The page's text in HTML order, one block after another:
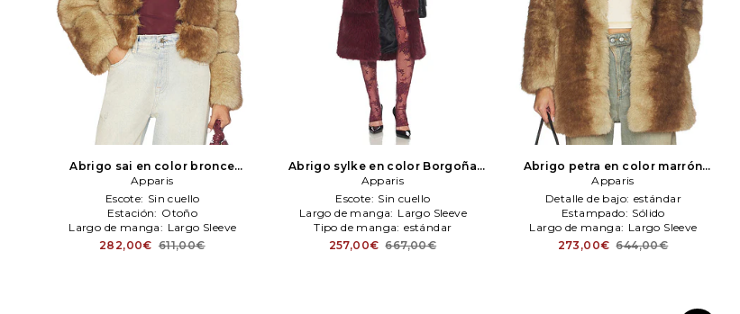
Abrigo sai en color bronce
Apparis
Apparis
Escote: Sin cuello
Estación: Otoño
Largo de manga: Largo Sleeve
282,00€ 611,00€
Abrigo sylke en color Borgoña
Apparis
Apparis
Escote: Sin cuello
Largo de manga: Largo Sleeve
Tipo de manga: estándar
257,00€ 667,00€
Abrigo petra en color marrón
Apparis
Apparis
Detalle de bajo: estándar
Estampado: Sólido
Largo de manga: Largo Sleeve
273,00€ 644,00€